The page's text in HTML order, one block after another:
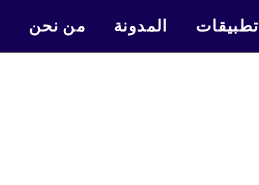
تطبيقات المدونة من نحن